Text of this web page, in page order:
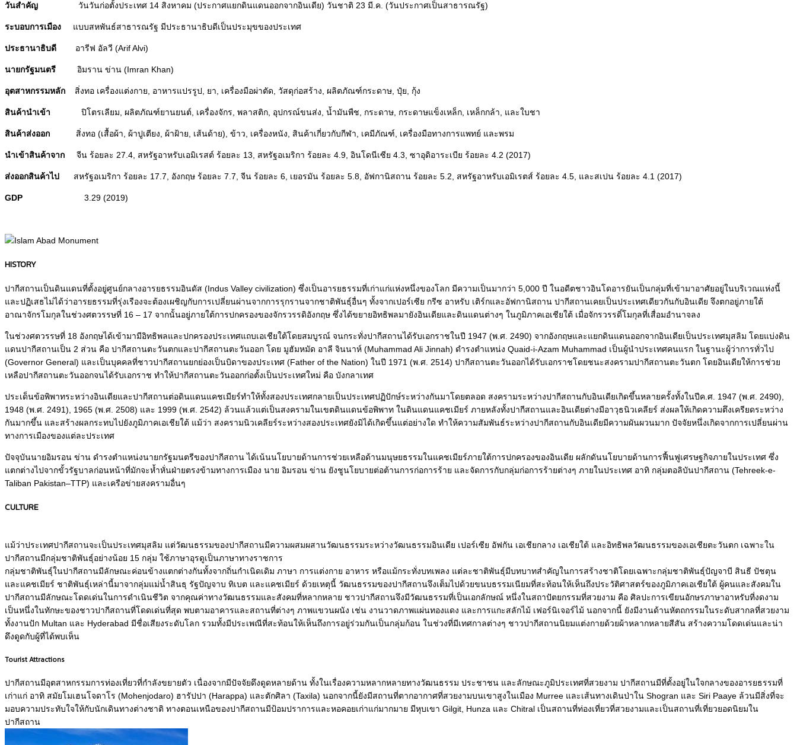
วันสำคัญ วันวันก่อตั้งประเทศ 14 สิงหาคม (ประกาศแยกดินแดนออกจากอินเดีย) วันชาติ 23 มี.ค. (วันประกาศเป็นสาธารณรัฐ)
ระบอบการเมือง แบบสหพันธ์สาธารณรัฐ มีประธานาธิบดีเป็นประมุขของประเทศ
ประธานาธิบดี อารีฟ อัลวี (Arif Alvi)
นายกรัฐมนตรี อิมราน ข่าน (Imran Khan)
อุตสาหกรรมหลัก สิ่งทอ เครื่องแต่งกาย, อาหารแปรรูป, ยา, เครื่องมือผ่าตัด, วัสดุก่อสร้าง, ผลิตภัณฑ์กระดาษ, ปุ๋ย, กุ้ง
สินค้านำเข้า ปิโตรเลียม, ผลิตภัณฑ์ยานยนต์, เครื่องจักร, พลาสติก, อุปกรณ์ขนส่ง, น้ำมันพืช, กระดาษ, กระดาษแข็งเหล็ก, เหล็กกล้า, และใบชา
สินค้าส่งออก สิ่งทอ (เสื้อผ้า, ผ้าปูเตียง, ผ้าฝ้าย, เส้นด้าย), ข้าว, เครื่องหนัง, สินค้าเกี่ยวกับกีฬา, เคมีภัณฑ์, เครื่องมือทางการแพทย์ และพรม
นำเข้าสินค้าจาก จีน ร้อยละ 27.4, สหรัฐอาหรับเอมิเรสต์ ร้อยละ 13, สหรัฐอเมริกา ร้อยละ 4.9, อินโดนีเซีย 4.3, ซาอุดิอาระเบีย ร้อยละ 4.2 (2017)
ส่งออกสินค้าไป สหรัฐอเมริกา ร้อยละ 17.7, อังกฤษ ร้อยละ 7.7, จีน ร้อยละ 6, เยอรมัน ร้อยละ 5.8, อัฟกานิสถาน ร้อยละ 5.2, สหรัฐอาหรับเอมิเรตส์ ร้อยละ 4.5, และสเปน ร้อยละ 4.1 (2017)
GDP 3.29 (2019)
HISTORY
ปากีสถานเป็นดินแดนที่ตั้งอยู่ศูนย์กลางอารยธรรมอินดัส (Indus Valley civilization) ซึ่งเป็นอารยธรรมที่เก่าแก่แห่งหนึ่งของโลก มีความเป็นมากว่า 5,000 ปี ในอดีตชาวอินโดอารยันเป็นกลุ่มที่เข้ามาอาศัยอยู่ในบริเวณแห่งนี้
และปฏิเสธไม่ได้ว่าอารยธรรมที่รุ่งเรืองจะต้องเผชิญกับการเปลี่ยนผ่านจากการรุกรานจากชาติพันธุ์อื่นๆ ทั้งจากเปอร์เซีย กรีซ อาหรับ เติร์กและอัฟกานิสถาน ปากีสถานเคยเป็นประเทศเดียวกันกับอินเดีย จึงตกอยู่ภายใต้
อาณาจักรโมกุลในช่วงศตวรรษที่ 16 – 17 จากนั้นอยู่ภายใต้การปกครองของจักรวรรดิอังกฤษ ซึ่งได้ขยายอิทธิพลมายังอินเดียและดินแดนต่างๆ ในภูมิภาคเอเชียใต้ เมื่อจักรวรรดิ์โมกุลที่เสื่อมอำนาจลง
ในช่วงศตวรรษที่ 18 อังกฤษได้เข้ามามีอิทธิพลและปกครองประเทศแถบเอเชียใต้โดยสมบูรณ์ จนกระทั่งปากีสถานได้รับเอกราชในปี 1947 (พ.ศ. 2490) จากอังกฤษและแยกดินแดนออกจากอินเดียเป็นประเทศมุสลิม โดยแบ่งดิน
แดนปากีสถานเป็น 2 ส่วน คือ ปากีสถานตะวันตกและปากีสถานตะวันออก โดย มูฮัมหมัด อาลี จินนาห์ (Muhammad Ali Jinnah) ดำรงตำแหน่ง Quaid-i-Azam Muhammad เป็นผู้นำประเทศคนแรก ในฐานะผู้ว่าการทั่วไป
(Governor General) และเป็นบุคคลที่ชาวปากีสถานยกย่องเป็นบิดาของประเทศ (Father of the Nation) ในปี 1971 (พ.ศ. 2514) ปากีสถานตะวันออกได้รับเอกราชโดยชนะสงครามปากีสถานตะวันตก โดยอินเดียให้การช่วย
เหลือปากีสถานตะวันออกจนได้รับเอกราช ทำให้ปากีสถานตะวันออกก่อตั้งเป็นประเทศใหม่ คือ บังกลาเทศ
ประเด็นข้อพิพาทระหว่างอินเดียและปากีสถานต่อดินแดนแคชเมียร์ทำให้ทั้งสองประเทศกลายเป็นประเทศปฏิปักษ์ระหว่างกันมาโดยตลอด สงครามระหว่างปากีสถานกับอินเดียเกิดขึ้นหลายครั้งทั้งในปีค.ศ. 1947 (พ.ศ. 2490),
1948 (พ.ศ. 2491), 1965 (พ.ศ. 2508) และ 1999 (พ.ศ. 2542) ล้วนแล้วแต่เป็นสงครามในเขตดินแดนข้อพิพาท ในดินแดนแคชเมียร์ ภายหลังทั้งปากีสถานและอินเดียต่างมีอาวุธนิวเคลียร์ ส่งผลให้เกิดความตึงเครียดระหว่าง
กันมากขึ้น และสร้างผลกระทบไปยังภูมิภาคเอเชียใต้ แม้ว่า สงครามนิวเคลียร์ระหว่างสองประเทศยังมิได้เกิดขึ้นแต่อย่างใด ทำให้ความสัมพันธ์ระหว่างปากีสถานกับอินเดียมีความผันผวนมาก ปัจจัยหนึ่งเกิดจากการเปลี่ยนผ่าน
ทางการเมืองของแต่ละประเทศ
ปัจจุบันนายอิมรอน ข่าน ดำรงตำแหน่งนายกรัฐมนตรีของปากีสถาน ได้เน้นนโยบายด้านการช่วยเหลือด้านมนุษยธรรมในแคชเมียร์ภายใต้การปกครองของอินเดีย ผลักดันนโยบายด้านการฟื้นฟูเศรษฐกิจภายในประเทศ ซึ่ง
แตกต่างไปจากขั้วรัฐบาลก่อนหน้าที่มักจะห้ำหั่นฝ่ายตรงข้ามทางการเมือง นาย อิมรอน ข่าน ยังชูนโยบายต่อต้านการก่อการร้าย และจัดการกับกลุ่มก่อการร้ายต่างๆ ภายในประเทศ อาทิ กลุ่มตอลิบันปากีสถาน (Tehreek-e-
Taliban Pakistan–TTP) และเครือข่ายสงครามอื่นๆ
CULTURE
แม้ว่าประเทศปากีสถานจะเป็นประเทศมุสลิม แต่วัฒนธรรมของปากีสถานมีความผสมผสานวัฒนธรรมระหว่างวัฒนธรรมอินเดีย เปอร์เซีย อัฟกัน เอเชียกลาง เอเชียใต้ และอิทธิพลวัฒนธรรมของเอเชียตะวันตก เฉพาะใน
ปากีสถานมีกลุ่มชาติพันธุ์อย่างน้อย 15 กลุ่ม ใช้ภาษาอุรดูเป็นภาษาทางราชการ
กลุ่มชาติพันธุ์ในปากีสถานมีลักษณะค่อนข้างแตกต่างกันทั้งจากถิ่นกำเนิดเดิม ภาษา การแต่งกาย อาหาร หรือแม้กระทั่งบทเพลง แต่ละชาติพันธุ์มีบทบาทสำคัญในการสร้างชาติโดยเฉพาะกลุ่มชาติพันธุ์ปัญจาบี สินธี ปัชตุน
และแคชเมียร์ ชาติพันธุ์เหล่านี้มาจากลุ่มแม่น้ำสินธุ รัฐปัญจาบ ทิเบต และแคชเมียร์ ด้วยเหตุนี้ วัฒนธรรมของปากีสถานจึงเต็มไปด้วยขนบธรรมเนียมที่สะท้อนให้เห็นถึงประวัติศาสตร์ของภูมิภาคเอเชียใต้ ผู้คนและสังคมใน
ปากีสถานมีลักษณะโดดเด่นในการดำเนินชีวิต จากคุณค่าทางวัฒนธรรมและสังคมที่หลากหลาย ชาวปากีสถานจึงมีวัฒนธรรมที่เป็นเอกลักษณ์ หนึ่งในสถาปัตยกรรมที่สวยงาม คือ ศิลปะการเขียนอักษรภาษาอาหรับที่งดงาม
เป็นหนึ่งในทักษะของชาวปากีสถานที่โดดเด่นที่สุด พบตามอาคารและสถานที่ต่างๆ ภาพแขวนผนัง เช่น งานวาดภาพแผ่นทองแดง และการแกะสลักไม้ เฟอร์นิเจอร์ไม้ นอกจากนี้ ยังมีงานด้านหัตถกรรมในระดับสากลที่สวยงาม
ทั้งงานปัก Multan และ Hyderabad มีชื่อเสียงระดับโลก รวมทั้งมีประเพณีที่สะท้อนให้เห็นถึงการอยู่ร่วมกันเป็นกลุ่มก้อน ในช่วงที่มีเทศกาลต่างๆ ชาวปากีสถานนิยมแต่งกายด้วยผ้าหลากหลายสีสัน สร้างความโดดเด่นและน่า
ดึงดูดกับผู้ที่ได้พบเห็น
Tourist Attractions
ปากีสถานมีอุตสาหกรรมการท่องเที่ยวที่กำลังขยายตัว เนื่องจากมีปัจจัยดึงดูดหลายด้าน ทั้งในเรื่องความหลากหลายทางวัฒนธรรม ประชาชน และลักษณะภูมิประเทศที่สวยงาม ปากีสถานมีที่ตั้งอยู่ในใจกลางของอารยธรรมที่
เก่าแก่ อาทิ สมัยโมเฮนโจดาโร (Mohenjodaro) ฮารัปปา (Harappa) และตักศิลา (Taxila) นอกจากนี้ยังมีสถานที่ตากอากาศที่สวยงามบนเขาสูงในเมือง Murree และเส้นทางเดินป่าใน Shogran และ Siri Paaye ล้วนมีสิ่งที่จะ
มอบความประทับใจให้กับนักเดินทางต่างชาติ ทางตอนเหนือของปากีสถานมีป้อมปราการและหอคอยเก่าแก่มากมาย มีหุบเขา Gilgit, Hunza และ Chitral เป็นสถานที่ท่องเที่ยวที่สวยงามและเป็นสถานที่เที่ยวยอดนิยมใน
ปากีสถาน